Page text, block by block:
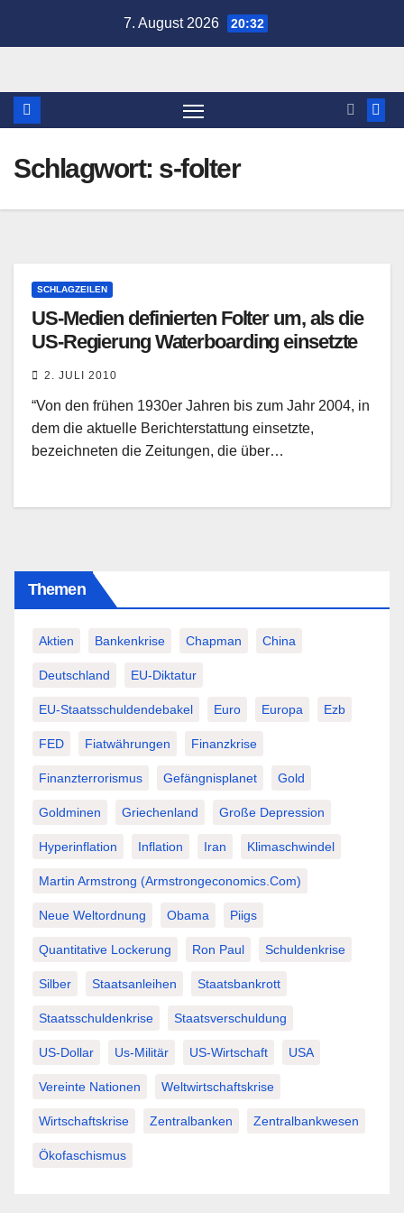
7. August 2026 20:32
Schlagwort: s-folter
SCHLAGZEILEN
US-Medien definierten Folter um, als die
US-Regierung Waterboarding einsetzte
2. JULI 2010
“Von den frühen 1930er Jahren bis zum Jahr 2004, in
dem die aktuelle Berichterstattung einsetzte,
bezeichneten die Zeitungen, die über…
Themen
Aktien Bankenkrise Chapman China
Deutschland EU-Diktatur
EU-Staatsschuldendebakel Euro Europa Ezb
FED Fiatwährungen Finanzkrise
Finanzterrorismus Gefängnisplanet Gold
Goldminen Griechenland Große Depression
Hyperinflation Inflation Iran Klimaschwindel
Martin Armstrong (Armstrongeconomics.com)
Neue Weltordnung Obama Piigs
Quantitative Lockerung Ron Paul Schuldenkrise
Silber Staatsanleihen Staatsbankrott
Staatsschuldenkrise Staatsverschuldung
US-Dollar Us-Militär US-Wirtschaft USA
Vereinte Nationen Weltwirtschaftskrise
Wirtschaftskrise Zentralbanken Zentralbankwesen
Ökofaschismus